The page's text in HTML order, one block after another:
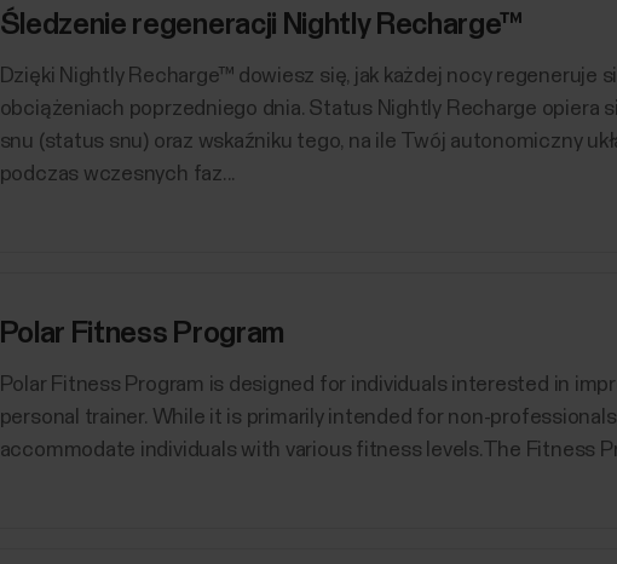
Śledzenie regeneracji Nightly Recharge™
​Dzięki Nightly Recharge™ dowiesz się, jak każdej nocy regeneruje
obciążeniach poprzedniego dnia. Status Nightly Recharge opiera
snu (status snu) oraz wskaźniku tego, na ile Twój autonomiczny
podczas wczesnych faz...
Polar Fitness Program
Polar Fitness Program is designed for individuals interested in
personal trainer. While it is primarily intended for non-
accommodate individuals with various fitness levels.The Fitness